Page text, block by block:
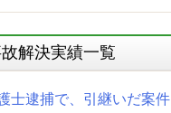
解決実績一覧
士逮捕で、引継いだ案件